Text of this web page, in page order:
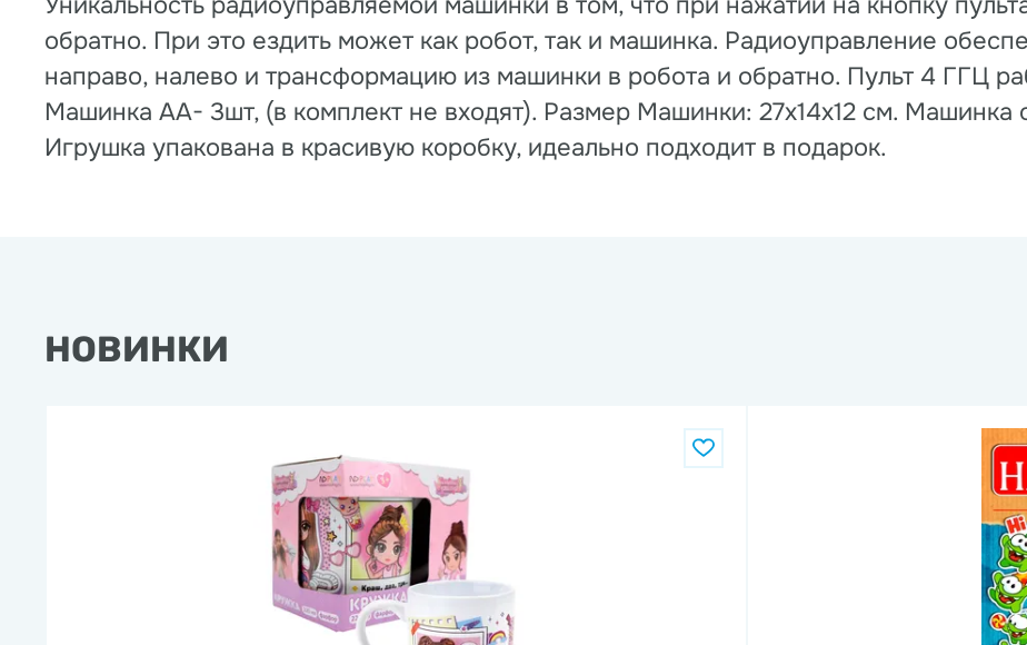
обратно. При это ездить может как робот, так и машинка. Радиоуправление
направо, налево и трансформацию из машинки в робота и обратно. Пульт 4 ГГЦ
Машинка AA- 3шт, (в комплект не входят). Размер Машинки: 27x14x12 см. Машинка
Игрушка упакована в красивую коробку, идеально подходит в подарок.
НОВИНКИ